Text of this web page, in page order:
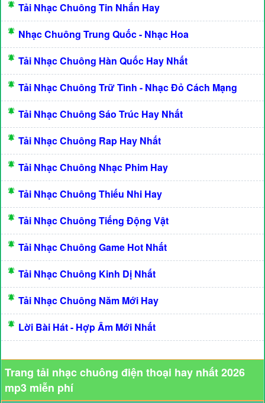
Tải Nhạc Chuông Tin Nhắn Hay
Nhạc Chuông Trung Quốc - Nhạc Hoa
Tải Nhạc Chuông Hàn Quốc Hay Nhất
Tải Nhạc Chuông Trữ Tình - Nhạc Đỏ Cách Mạng
Tải Nhạc Chuông Sáo Trúc Hay Nhất
Tải Nhạc Chuông Rap Hay Nhất
Tải Nhạc Chuông Nhạc Phim Hay
Tải Nhạc Chuông Thiếu Nhi Hay
Tải Nhạc Chuông Tiếng Động Vật
Tải Nhạc Chuông Game Hot Nhất
Tải Nhạc Chuông Kinh Dị Nhất
Tải Nhạc Chuông Năm Mới Hay
Lời Bài Hát - Hợp Âm Mới Nhất
Trang tải nhạc chuông điện thoại hay nhất 2026
mp3 miễn phí